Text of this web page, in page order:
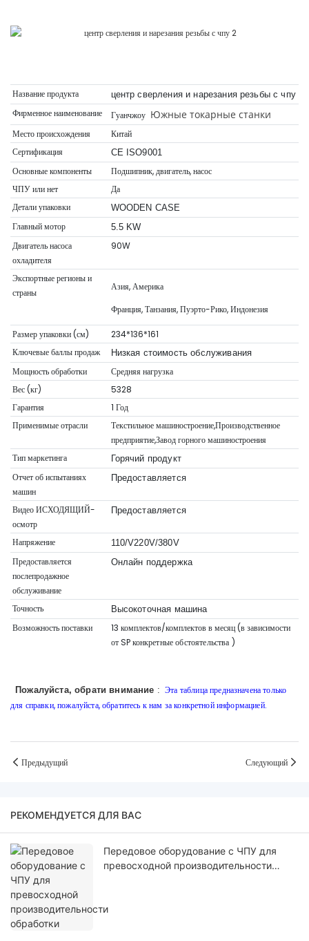
Название продукта центр сверления и нарезания резьбы с чпу
Фирменное наименование Гуанчжоу Южные токарные станки
Место происхождения
Китай
Сертификация
CE ISO9001
Основные компоненты
Подшипник, двигатель, насос
ЧПУ или нет
Да
Детали упаковки
WOODEN CASE
Главный мотор 5.5 KW
Двигатель насоса
охладителя
90W
Экспортные регионы и
страны
Азия, Америка
Франция, Танзания, Пуэрто-Рико, Индонезия
Размер упаковки (см)
234*136*161
Ключевые баллы продаж
Низкая стоимость обслуживания
Мощность обработки
Средняя нагрузка
Вес (кг)
5328
Гарантия
1 Год
Применимые отрасли
Текстильное машиностроение,Производственное
предприятие,Завод горного машиностроения
Тип маркетинга
Горячий продукт
Отчет об испытаниях
машин
Предоставляется
Видео ИСХОДЯЩИЙ-
осмотр
Предоставляется
Напряжение 110/V220V/380V
Предоставляется
послепродажное
обслуживание
Онлайн поддержка
Точность Высокоточная машина
Возможность поставки
13 комплектов/комплектов в месяц (в зависимости
от SPконкретные обстоятельства )
Пожалуйста, обрати внимание : Эта таблица предназначена только
для справки, пожалуйста, обратитесь к нам за конкретной информацией.
Предыдущий Следующий
РЕКОМЕНДУЕТСЯ ДЛЯ ВАС
Передовое оборудование с ЧПУ для
превосходной производительности